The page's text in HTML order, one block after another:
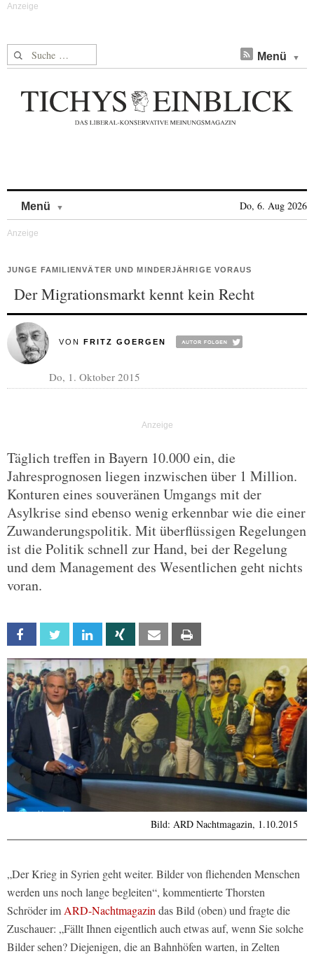
Suche nach: Menü
Menü Do, 6. Aug 2026
JUNGE FAMILIENVÄTER UND MINDERJÄHRIGE VORAUS
Der Migrationsmarkt kennt kein Recht
VON FRITZ GOERGEN
Do, 1. Oktober 2015
Täglich treffen in Bayern 10.000 ein, die
Jahresprognosen liegen inzwischen über 1 Million.
Konturen eines souveränen Umgangs mit der
Asylkrise sind ebenso wenig erkennbar wie die einer
Zuwanderungspolitik. Mit überflüssigen Regelungen
ist die Politik schnell zur Hand, bei der Regelung
und dem Management des Wesentlichen geht nichts
voran.
Facebook Twitter Linkedin Xing Email
Bild: ARD Nachtmagazin, 1.10.2015
„Der Krieg in Syrien geht weiter. Bilder von fliehenden Menschen
werden uns noch lange begleiten“, kommentierte Thorsten
Schröder im ARD-Nachtmagazin das Bild (oben) und fragte die
Zuschauer: „Fällt Ihnen eigentlich auch etwas auf, wenn Sie solche
Bilder sehen? Diejenigen, die an Bahnhöfen warten, in Zelten